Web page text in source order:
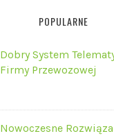
POPULARNE
Dobry System
Firmy Przewozowej
Nowoczesne